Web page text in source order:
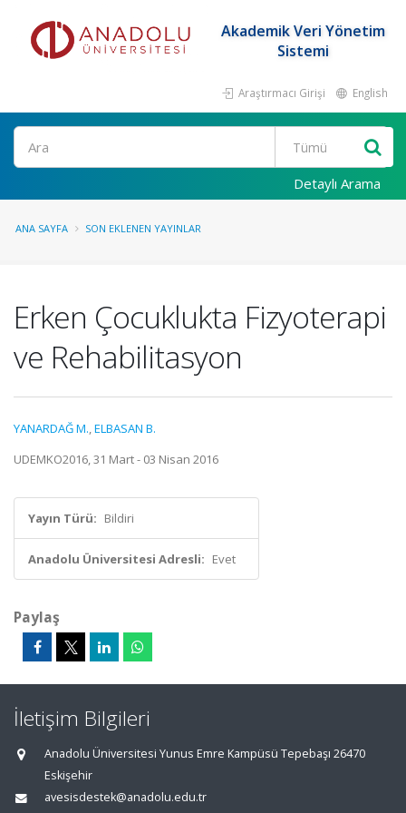
Akademik Veri Yönetim
Sistemi
Araştırmacı Girişi English
Ara
Detaylı Arama
ANA SAYFA SON EKLENEN YAYINLAR
Erken Çocuklukta Fizyoterapi
ve Rehabilitasyon
YANARDAĞ M.,ELBASAN B.
UDEMKO2016, 31 Mart - 03 Nisan 2016
Yayın Türü: Bildiri
Anadolu Üniversitesi Adresli: Evet
Paylaş
İletişim Bilgileri
Anadolu Üniversitesi Yunus Emre Kampüsü Tepebaşı 26470
Eskişehir
avesisdestek@anadolu.edu.tr